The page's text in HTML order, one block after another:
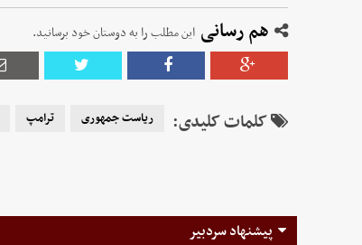
هم رسانی این مطلب را به دوستان خود برسانید.
کلمات کلیدی: ریاست جمهوری ترامپ
پیشنهاد سردبیر